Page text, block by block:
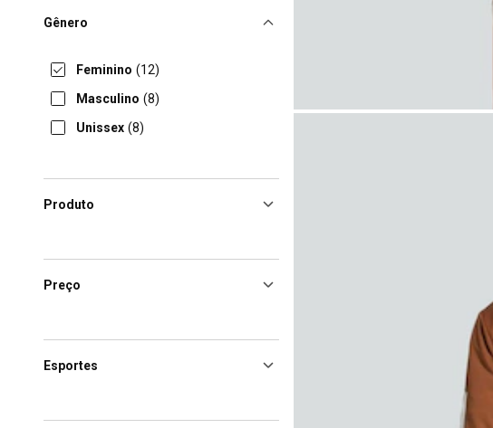
Gênero
Feminino (12)
Masculino (8)
Unissex (8)
Produto
Preço
Esportes